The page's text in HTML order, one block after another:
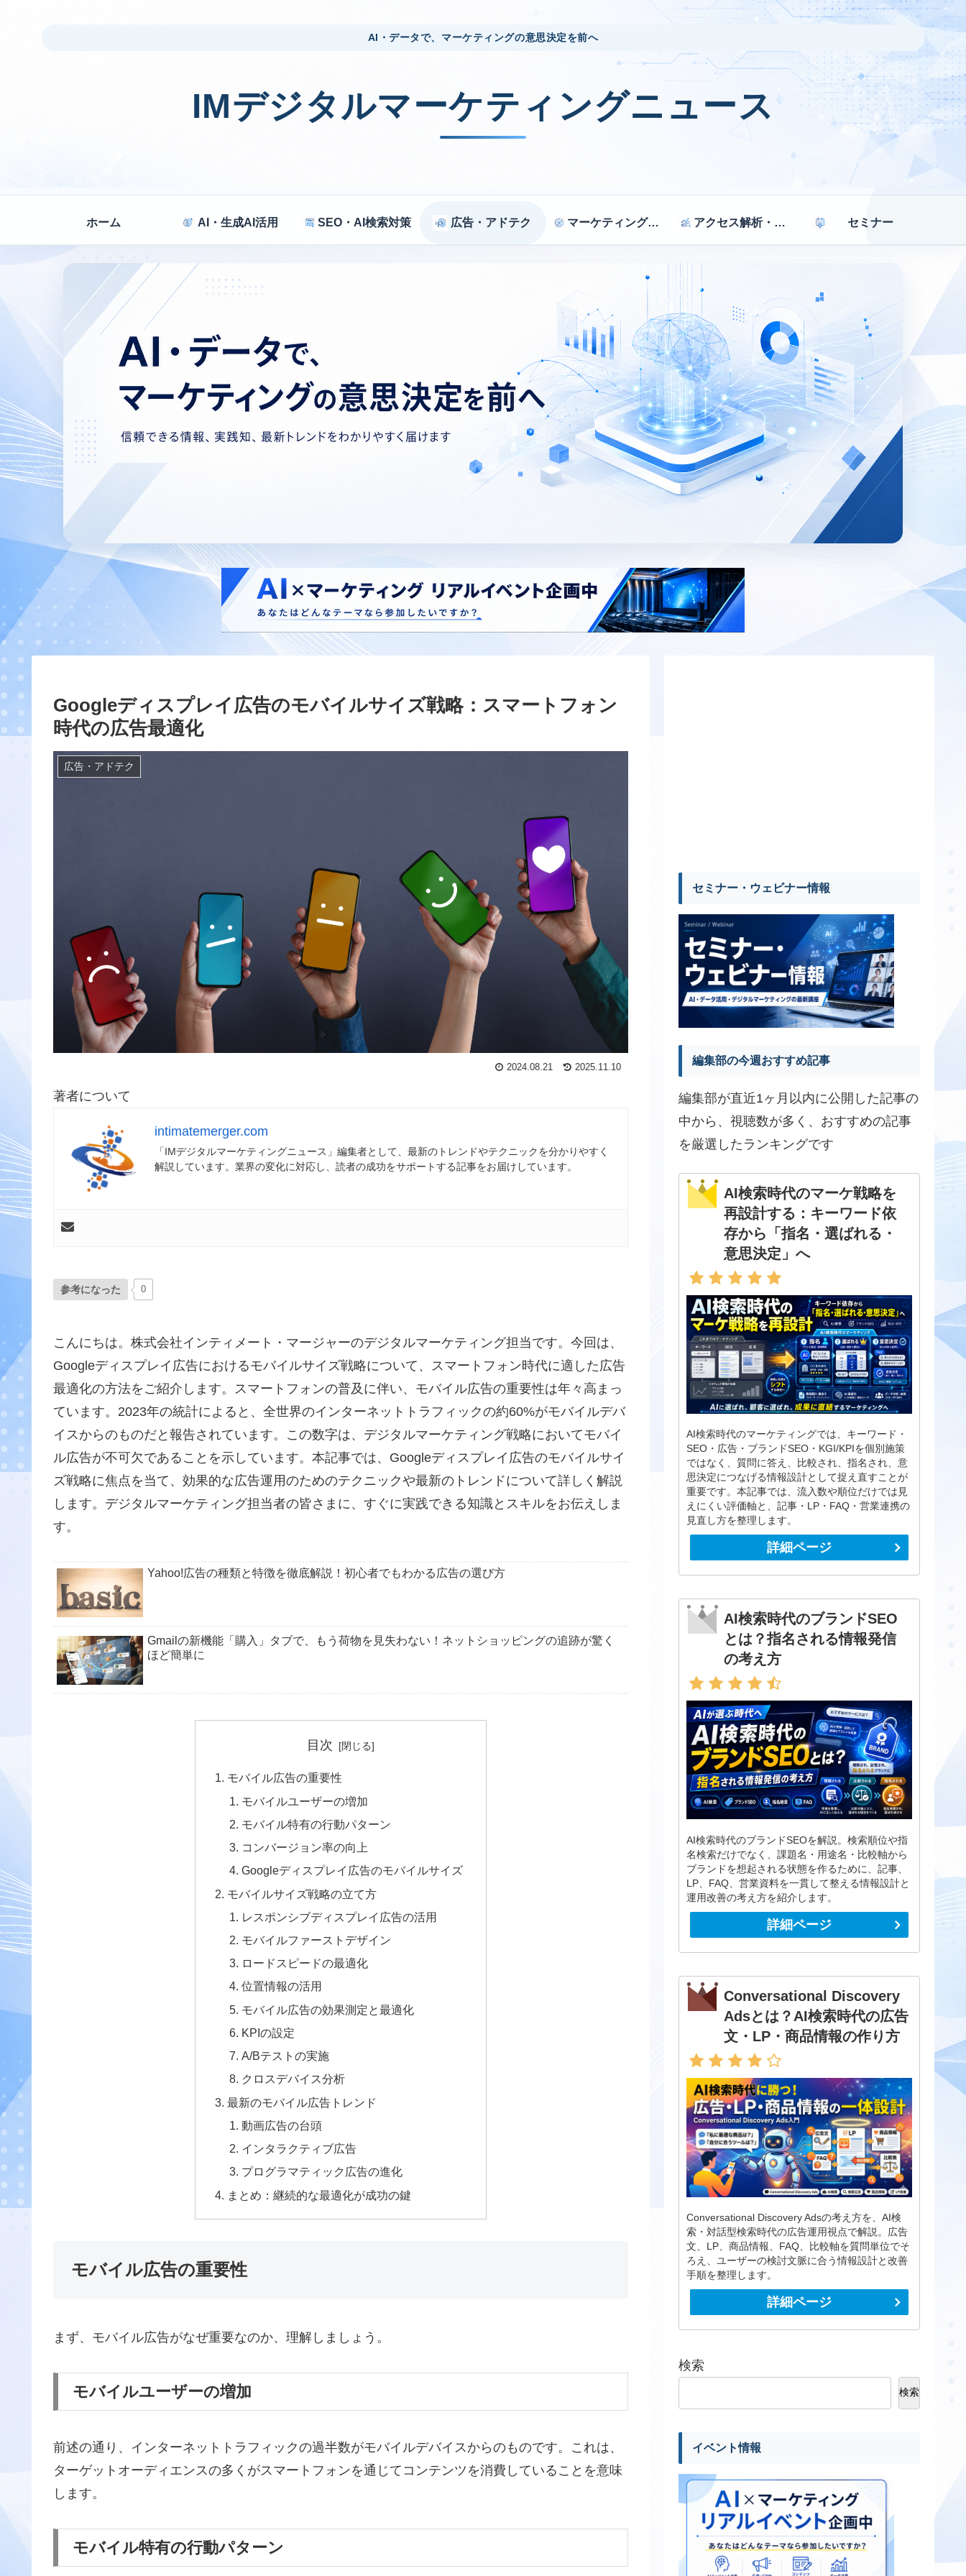
AI・データで、マーケティングの意思決定を前へ
IMデジタルマーケティングニュース
ホーム AI・生成AI活用 SEO・AI検索対策 広告・アドテク マーケティング戦略 アクセス解析・効果測定 セミナー
Googleディスプレイ広告のモバイルサイズ戦略：スマートフォン
時代の広告最適化
広告・アドテク
2024.08.21 2025.11.10
著者について
intimatemerger.com
「IMデジタルマーケティングニュース」編集者として、最新のトレンドやテクニックを分かりやすく
解説しています。業界の変化に対応し、読者の成功をサポートする記事をお届けしています。
参考になった 0
こんにちは。株式会社インティメート・マージャーのデジタルマーケティング担当です。今回は、
Googleディスプレイ広告におけるモバイルサイズ戦略について、スマートフォン時代に適した広告
最適化の方法をご紹介します。スマートフォンの普及に伴い、モバイル広告の重要性は年々高まっ
ています。2023年の統計によると、全世界のインターネットトラフィックの約60%がモバイルデバ
イスからのものだと報告されています。この数字は、デジタルマーケティング戦略においてモバイ
ル広告が不可欠であることを示しています。本記事では、Googleディスプレイ広告のモバイルサイ
ズ戦略に焦点を当て、効果的な広告運用のためのテクニックや最新のトレンドについて詳しく解説
します。デジタルマーケティング担当者の皆さまに、すぐに実践できる知識とスキルをお伝えしま
す。
Yahoo!広告の種類と特徴を徹底解説！初心者でもわかる広告の選び方
Gmailの新機能「購入」タブで、もう荷物を見失わない！ネットショッピングの追跡が驚く
ほど簡単に
目次
モバイル広告の重要性
モバイルユーザーの増加
モバイル特有の行動パターン
コンバージョン率の向上
Googleディスプレイ広告のモバイルサイズ
モバイルサイズ戦略の立て方
レスポンシブディスプレイ広告の活用
モバイルファーストデザイン
ロードスピードの最適化
位置情報の活用
モバイル広告の効果測定と最適化
KPIの設定
A/Bテストの実施
クロスデバイス分析
最新のモバイル広告トレンド
動画広告の台頭
インタラクティブ広告
プログラマティック広告の進化
まとめ：継続的な最適化が成功の鍵
モバイル広告の重要性
まず、モバイル広告がなぜ重要なのか、理解しましょう。
モバイルユーザーの増加
前述の通り、インターネットトラフィックの過半数がモバイルデバイスからのものです。これは、
ターゲットオーディエンスの多くがスマートフォンを通じてコンテンツを消費していることを意味
します。
モバイル特有の行動パターン
セミナー・ウェビナー情報
編集部の今週おすすめ記事
編集部が直近1ヶ月以内に公開した記事の
中から、視聴数が多く、おすすめの記事
を厳選したランキングです
AI検索時代のマーケ戦略を
再設計する：キーワード依
存から「指名・選ばれる・
意思決定」へ
AI検索時代のマーケティングでは、キーワード・
SEO・広告・ブランドSEO・KGI/KPIを個別施策
ではなく、質問に答え、比較され、指名され、意
思決定につなげる情報設計として捉え直すことが
重要です。本記事では、流入数や順位だけでは見
えにくい評価軸と、記事・LP・FAQ・営業連携の
見直し方を整理します。
詳細ページ
AI検索時代のブランドSEO
とは？指名される情報発信
の考え方
AI検索時代のブランドSEOを解説。検索順位や指
名検索だけでなく、課題名・用途名・比較軸から
ブランドを想起される状態を作るために、記事、
LP、FAQ、営業資料を一貫して整える情報設計と
運用改善の考え方を紹介します。
詳細ページ
Conversational Discovery
Adsとは？AI検索時代の広告
文・LP・商品情報の作り方
Conversational Discovery Adsの考え方を、AI検
索・対話型検索時代の広告運用視点で解説。広告
文、LP、商品情報、FAQ、比較軸を質問単位でそ
ろえ、ユーザーの検討文脈に合う情報設計と改善
手順を整理します。
詳細ページ
検索
検索
イベント情報